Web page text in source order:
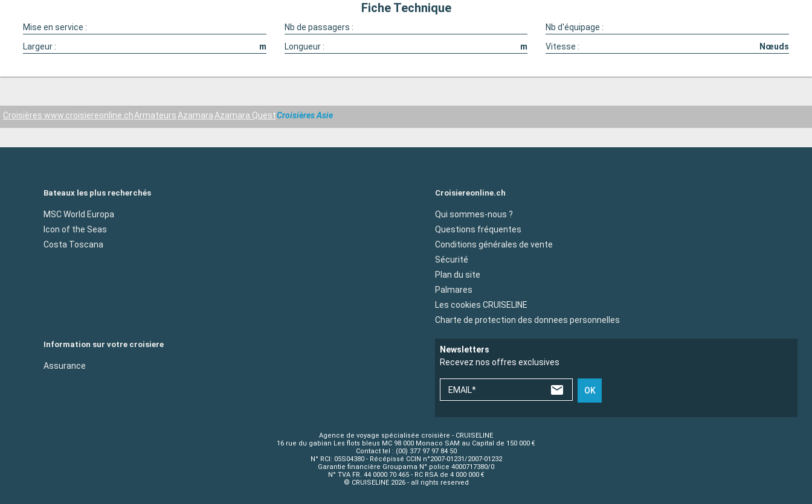
Fiche Technique
Mise en service : Nb de passagers :
Nb d'équipage :
Largeur :
m Longueur : m Vitesse : Nœuds
Croisières www.croisiereonline.chArmateursAzamaraAzamara QuestCroisières Asie
Bateaux les plus recherchés
MSC World Europa
Icon of the Seas
Costa Toscana
Croisiereonline.ch
Qui sommes-nous ?
Questions fréquentes
Conditions générales de vente
Sécurité
Plan du site
Palmares
Les cookies CRUISELINE
Charte de protection des donnees personnelles
Information sur votre croisiere
Assurance
Newsletters
Recevez nos offres exclusives
EMAIL* OK
Agence de voyage spécialisée croisière - CRUISELINE
16 rue du gabian Les flots bleus MC 98 000 Monaco SAM au Capital de 150 000 €
Contact tel : (00) 377 97 97 84 50
N° RCI: 05S04380 - Récépissé CCIN n°2007-01231/2007-01232
Garantie financière Groupama N° police 4000717380/0
N° TVA FR. 44 0000 70 465 - RC RSA de 4 000 000 €
© CRUISELINE 2026 - all rights reserved